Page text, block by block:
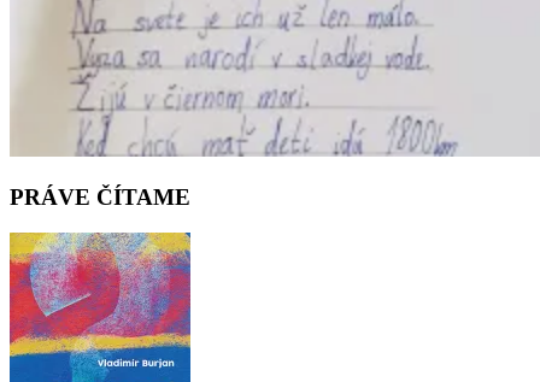
PRÁVE ČÍTAME